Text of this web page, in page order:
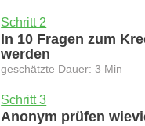
Schritt 2
In 10 Fragen zum
werden
geschätzte Dauer: 3 Min
Schritt 3
Anonym prüfen